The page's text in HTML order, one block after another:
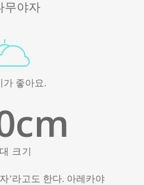
무야자
가 좋아요.
cm
크기
’라고도 한다. 아레카야